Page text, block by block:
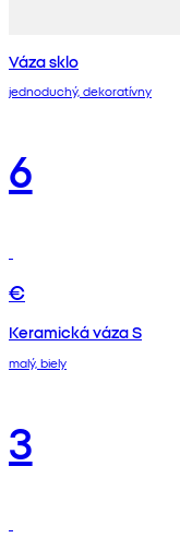
Váza sklo
jednoduchý, dekoratívny
6
€
Keramická váza S
malý, biely
3